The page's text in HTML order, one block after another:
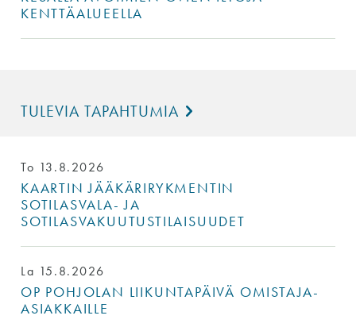
KENTTÄALUEELLA
TULEVIA TAPAHTUMIA
To 13.8.2026
KAARTIN JÄÄKÄRIRYKMENTIN
SOTILASVALA- JA
SOTILASVAKUUTUSTILAISUUDET
La 15.8.2026
OP POHJOLAN LIIKUNTAPÄIVÄ OMISTAJA-
ASIAKKAILLE